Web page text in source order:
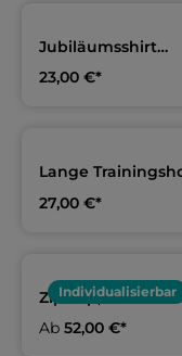
Jubiläumsshirt
& Kids | DLRG
23,00 €*
Lange
DLRG Garrel
27,00 €*
Individualisierbar
Zip-Top,
Ab 52,00 €*